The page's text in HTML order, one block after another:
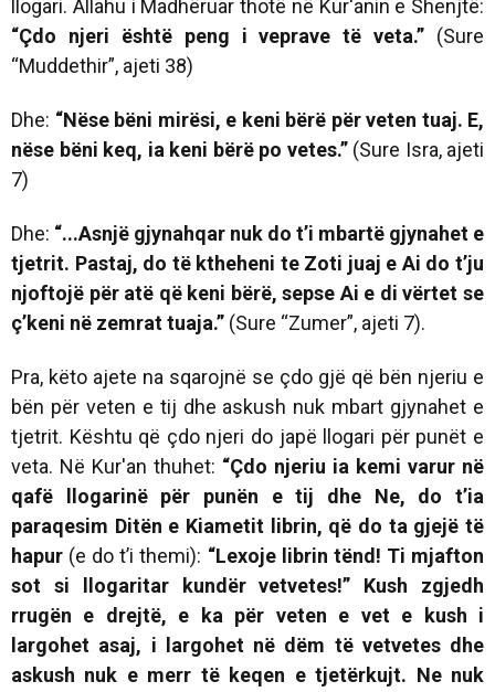
llogari. Allahu i Madhëruar thotë në Kur'anin e Shenjtë:
“Çdo njeri është peng i veprave të veta.” (Sure
“Muddethir”, ajeti 38)
Dhe: “Nëse bëni mirësi, e keni bërë për veten tuaj. E,
nëse bëni keq, ia keni bërë po vetes.”(Sure Isra, ajeti
7)
Dhe: “...Asnjë gjynahqar nuk do t’i mbartë gjynahet e
tjetrit. Pastaj, do të ktheheni te Zoti juaj e Ai do t’ju
njoftojë për atë që keni bërë, sepse Ai e di vërtet se
ç’keni në zemrat tuaja.” (Sure “Zumer”, ajeti 7).
Pra, këto ajete na sqarojnë se çdo gjë që bën njeriu e
bën për veten e tij dhe askush nuk mbart gjynahet e
tjetrit. Kështu që çdo njeri do japë llogari për punët e
veta. Në Kur'an thuhet: “Çdo njeriu ia kemi varur në
qafë llogarinë për punën e tij dhe Ne, do t’ia
paraqesim Ditën e Kiametit librin, që do ta gjejë të
hapur (e do t’i themi): “Lexoje librin tënd! Ti mjafton
sot si llogaritar kundër vetvetes!”
Kush zgjedh
rrugën e drejtë, e ka për veten e vet e kush i
largohet asaj, i largohet në dëm të vetvetes dhe
askush nuk e merr të keqen e tjetërkujt. Ne nuk